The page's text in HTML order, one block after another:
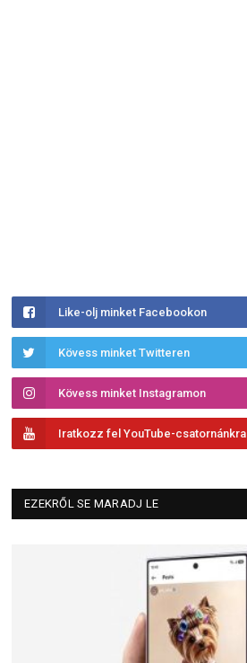
Like-olj minket Facebookon
Kövess minket Twitteren
Kövess minket Instagramon
Iratkozz fel YouTube-csatornánkra
EZEKRŐL SE MARADJ LE